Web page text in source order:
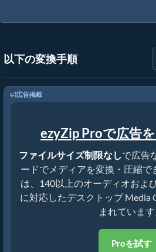
以下の変換手順
広告掲載
ezyZip Proで広告
ファイルサイズ制限なしで広告
ードでメディアを変換・圧縮で
は、140以上のオーディオおよ
に対応したデスクトップ Media
まれています
Proを試す